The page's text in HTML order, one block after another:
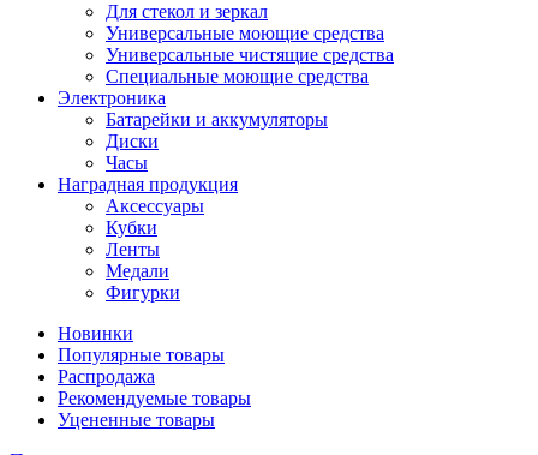
Для стекол и зеркал
Универсальные моющие средства
Универсальные чистящие средства
Специальные моющие средства
Электроника
Батарейки и аккумуляторы
Диски
Часы
Наградная продукция
Аксессуары
Кубки
Ленты
Медали
Фигурки
Новинки
Популярные товары
Распродажа
Рекомендуемые товары
Уцененные товары